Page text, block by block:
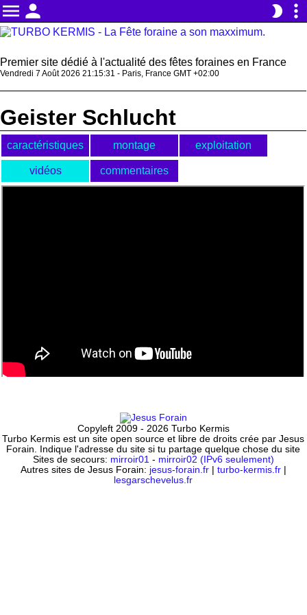
menu person brightness_2 more_vert
Premier site dédié à l'actualité des fêtes foraines en France
Vendredi 7 Août 2026 21:15:32 - Paris, France GMT +02:00
Geister Schlucht
caractéristiques montage exploitation
vidéos commentaires
Copyleft 2009 - 2026 Turbo Kermis
Turbo Kermis est un site open source et libre de droits crée par Jesus
Forain. Indique l'adresse du site si tu partage quelque chose du site
Sites de secours: mirroir01 - mirroir02 (IPv6 seulement)
Autres sites de Jesus Forain: jesus-forain.fr| turbo-kermis.fr|
lesgarschevelus.fr